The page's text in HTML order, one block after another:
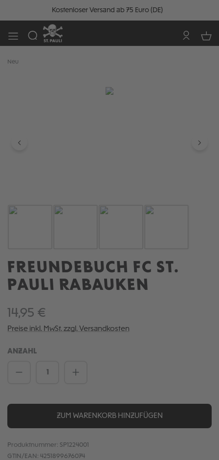
Kostenloser Versand ab 75 Euro (DE)
Neu
FREUNDEBUCH FC ST.
PAULI RABAUKEN
14,95 €
Preise inkl. MwSt. zzgl. Versandkosten
ANZAHL
Produkt Anzahl: Gib den gewünschten
ZUM WARENKORB HINZUFÜGEN
Produktnummer: SP1224001
GTIN/EAN: 4251899676074